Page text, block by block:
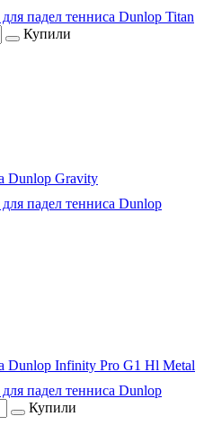
падел тенниса Dunlop Titan
Купили
Dunlop Gravity
падел тенниса Dunlop
Dunlop Infinity Pro G1 Hl Metal
падел тенниса Dunlop
Купили